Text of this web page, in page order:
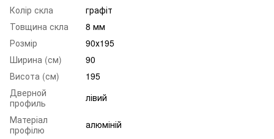
Колір скла
графіт
Товщина скла
8 мм
Розмір
90х195
Ширина (см)
90
Висота (см)
195
Дверной
профиль
лівий
Матеріал
профілю
алюміній